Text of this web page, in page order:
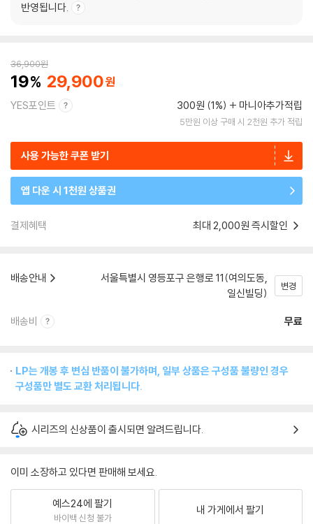
반영됩니다.
36,900원
19 29,900
YES포인트 300원 (1%) 마니아추가적립
5만원 이상 구매 시 2천원 추가 적립
사용 가능한 쿠폰 받기
앱 다운 시 1천원 상품권
결제혜택 최대 2,000원 즉시할인
배송안내
서울특별시 영등포구 은행로 11(여의도동,
일신빌딩)
변경
배송비 무료
LP는 개봉 후 변심 반품이 불가하며, 일부 상품은 구성품 불량인 경우
구성품만 별도 교환 처리됩니다.
시리즈의 신상품이 출시되면 알려드립니다.
이미 소장하고 있다면 판매해 보세요.
예스24에 팔기
바이백 신청 불가
내 가게에서 팔기